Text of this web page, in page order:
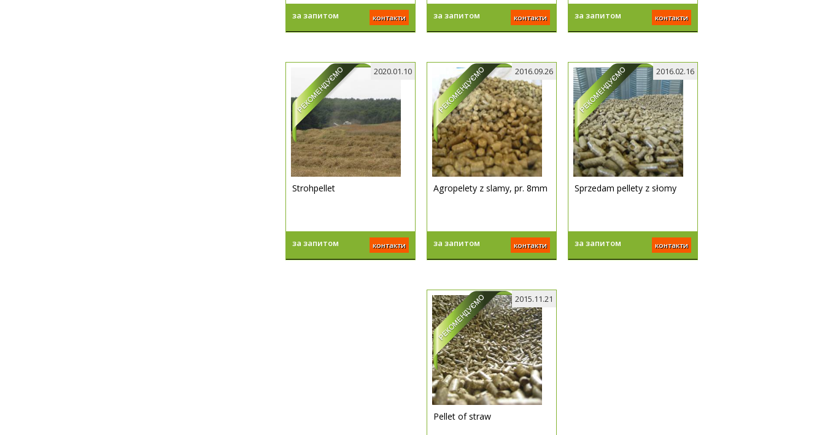
за запитом контакти за запитом контакти за запитом контакти
Strohpellet
за запитом контакти
2020.01.10
Agropelety z slamy, pr. 8mm
за запитом контакти
2016.09.26
Sprzedam pellety z słomy
за запитом контакти
2016.02.16
Pellet of straw
2015.11.21